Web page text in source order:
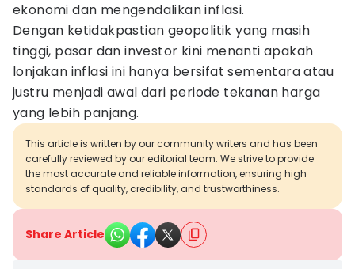
ekonomi dan mengendalikan inflasi.
Dengan ketidakpastian geopolitik yang masih
tinggi, pasar dan investor kini menanti apakah
lonjakan inflasi ini hanya bersifat sementara atau
justru menjadi awal dari periode tekanan harga
yang lebih panjang.
This article is written by our community writers and has been
carefully reviewed by our editorial team. We strive to provide
the most accurate and reliable information, ensuring high
standards of quality, credibility, and trustworthiness.
Share Article